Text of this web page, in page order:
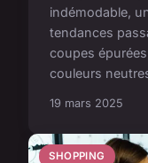
indémodable,
tendances
coupes
couleurs
19 mars 2025
SHOPPING